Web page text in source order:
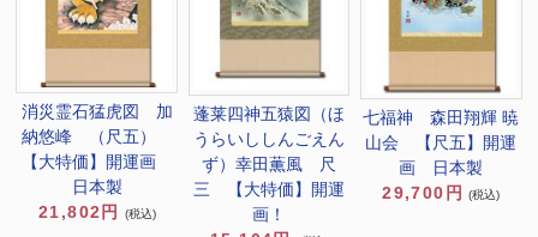
消災霊石猛虎図 加
納悠峰 （尺五）
【大特価】開運画
日本製
21,802円
(税込)
蓬莱四神五猿図（ほ
うらいししんごえん
ず）幸田薫風 尺
三 【大特価】開運
画！
七福神 森田翔輝 暁
山会 【尺五】開運
画 日本製
29,700円
(税込)